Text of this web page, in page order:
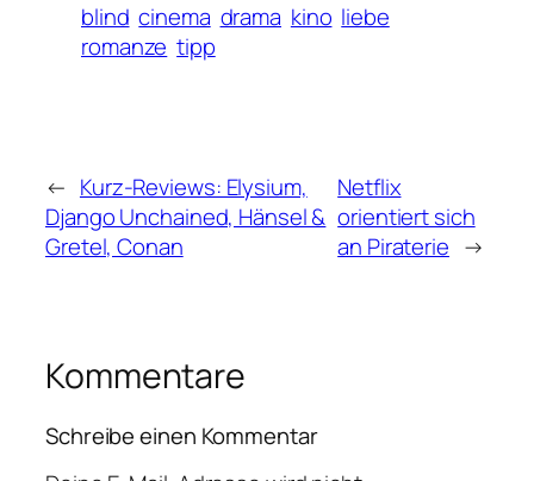
blind cinema drama kino liebe
romanze tipp
← Kurz-Reviews: Elysium,
Django Unchained, Hänsel &
Gretel, Conan
Netflix
orientiert sich
an Piraterie →
Kommentare
Schreibe einen Kommentar